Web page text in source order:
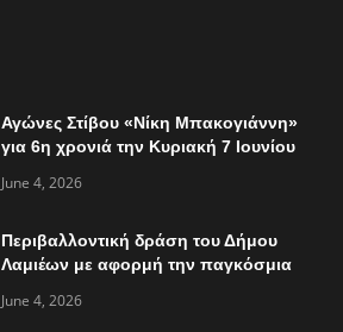
Αγώνες Στίβου «Νίκη Μπακογιάννη»
για 6η χρονιά την Κυριακή 7 Ιουνίου
June 4, 2026
Περιβαλλοντική δράση του Δήμου
Λαμιέων με αφορμή την παγκόσμια
June 4, 2026